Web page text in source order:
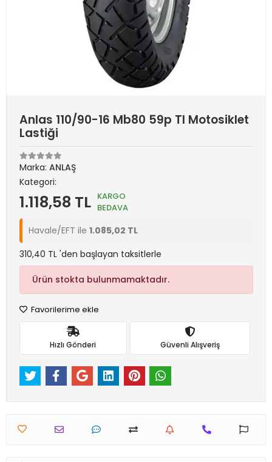
Anlas 110/90-16 Mb80 59p Tl Motosiklet
Lastiği
Marka: ANLAŞ
Kategori:
1.118,58 TL KARGO
BEDAVA
Havale/EFT ile 1.085,02 TL
310,40 TL 'den başlayan taksitlerle
Ürün stokta bulunmamaktadır.
Favorilerime ekle
Hızlı Gönderi Güvenli Alışveriş